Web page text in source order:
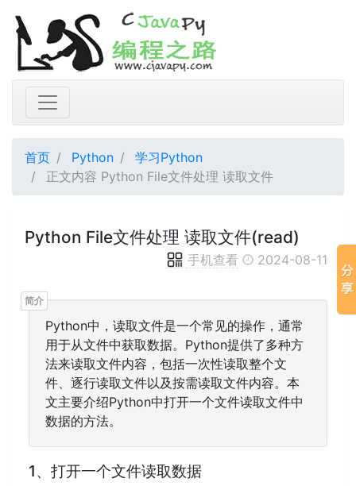
首页 Python
学习Python
正文内容 Python File文件处理 读取文件
Python File文件处理 读取文件(read)
手机查看 2024-08-11
Python中，读取文件是一个常见的操作，通常
用于从文件中获取数据。Python提供了多种方
法来读取文件内容，包括一次性读取整个文
件、逐行读取文件以及按需读取文件内容。本
文主要介绍Python中打开一个文件读取文件中
数据的方法。
1、打开一个文件读取数据